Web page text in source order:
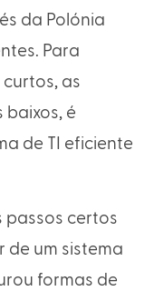
da Polónia
Para
as
baixos, é
de TI eficiente
passos certos
de um sistema
formas de